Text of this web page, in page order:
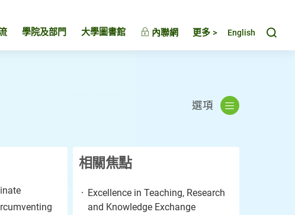
學院及部門 大學圖書館 內聯網 更多 > English
選項
相關焦點
Excellence in Teaching, Research
and Knowledge Exchange